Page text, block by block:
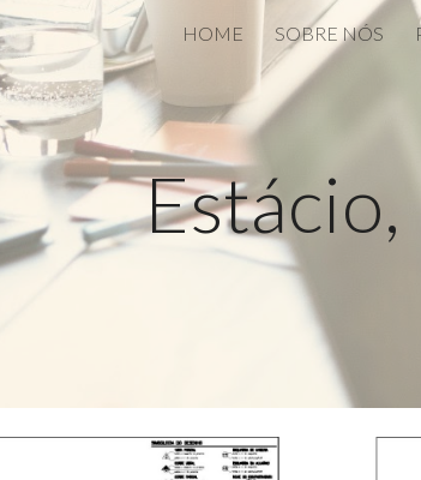
Skip to main contentHOME SOBRE NÓS
Estácio,